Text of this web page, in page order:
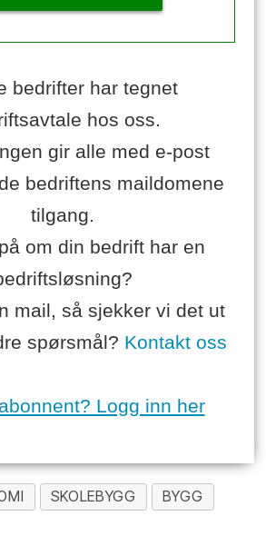
bedrifter har tegnet
hos oss.
gir alle med e-post
bedriftens maildomene
tilgang.
om din bedrift har en
mail, så sjekker vi det ut
spørsmål? Kontakt oss
Logg inn her
SKOLEBYGG
BYGG